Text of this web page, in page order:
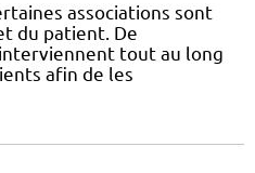
associations sont
du patient. De
tout au long
afin de les